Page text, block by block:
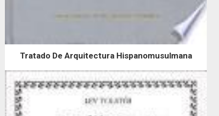
Tratado De Arquitectura Hispanomusulmana